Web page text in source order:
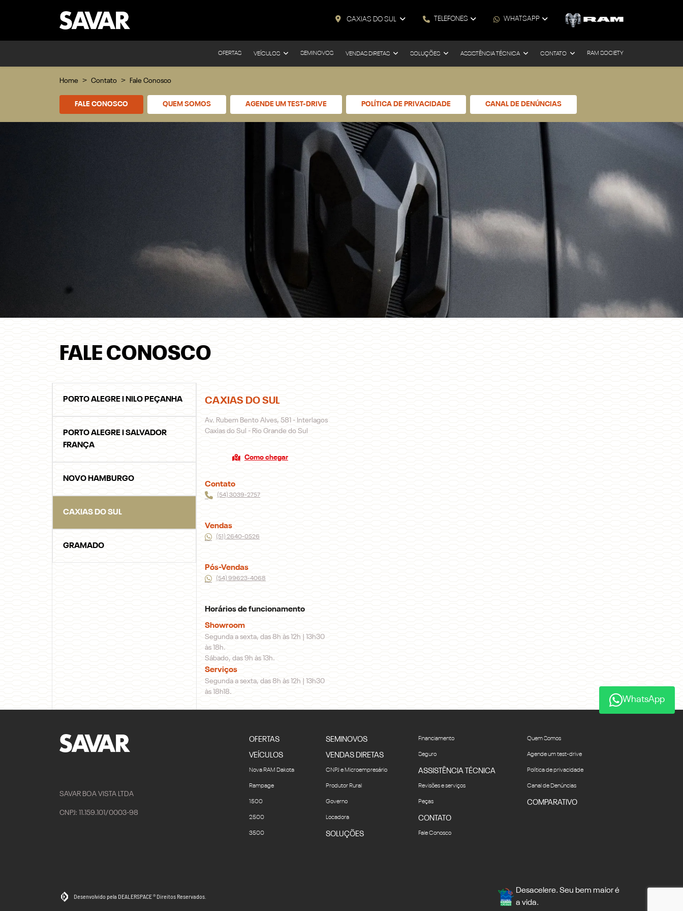
CAXIAS DO SUL TELEFONES WHATSAPP
OFERTAS VEÍCULOS SEMINOVOS VENDAS DIRETAS SOLUÇÕES ASSISTÊNCIA TÉCNICA CONTATO RAM SOCIETY
Home Contato Fale Conosco
FALE CONOSCO QUEM SOMOS AGENDE UM TEST-DRIVE POLÍTICA DE PRIVACIDADE CANAL DE DENÚNCIAS
FALE CONOSCO
PORTO ALEGRE I NILO PEÇANHA
PORTO ALEGRE I SALVADOR
FRANÇA
NOVO HAMBURGO
CAXIAS DO SUL
GRAMADO
CAXIAS DO SUL
Av. Rubem Bento Alves, 581 - Interlagos
Caxias do Sul - Rio Grande do Sul
Como chegar
Contato
(54) 3039-2757
Vendas
(51) 2640-0526
Pós-Vendas
(54) 99623-4068
Horários de funcionamento
Showroom
Segunda a sexta, das 8h às 12h | 13h30
às 18h.
Sábado, das 9h às 13h.
Serviços
Segunda a sexta, das 8h às 12h | 13h30
às 18h18.
SAVAR BOA VISTA LTDA
CNPJ: 11.159.101/0003-98
OFERTAS
VEÍCULOS
Nova RAM Dakota
Rampage
1500
2500
3500
SEMINOVOS
VENDAS DIRETAS
CNPJ e Microempresário
Produtor Rural
Governo
Locadora
SOLUÇÕES
Financiamento
Seguro
ASSISTÊNCIA TÉCNICA
Revisões e serviços
Peças
CONTATO
Fale Conosco
Quem Somos
Agende um test-drive
Política de privacidade
Canal de Denúncias
COMPARATIVO
Desenvolvido pela DEALERSPACE ® Direitos Reservados.
Desacelere. Seu bem maior é
a vida.
WhatsApp